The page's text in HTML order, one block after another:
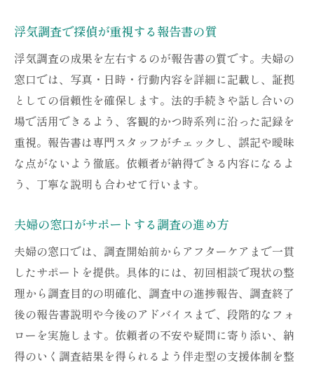
浮気調査で探偵が重視する報告書の質
浮気調査の成果を左右するのが報告書の質です。夫婦の
窓口では、写真・日時・行動内容を詳細に記載し、証拠
としての信頼性を確保します。法的手続きや話し合いの
場で活用できるよう、客観的かつ時系列に沿った記録を
重視。報告書は専門スタッフがチェックし、誤記や曖昧
な点がないよう徹底。依頼者が納得できる内容になるよ
う、丁寧な説明も合わせて行います。
夫婦の窓口がサポートする調査の進め方
夫婦の窓口では、調査開始前からアフターケアまで一貫
したサポートを提供。具体的には、初回相談で現状の整
理から調査目的の明確化、調査中の進捗報告、調査終了
後の報告書説明や今後のアドバイスまで、段階的なフォ
ローを実施します。依頼者の不安や疑問に寄り添い、納
得のいく調査結果を得られるよう伴走型の支援体制を整